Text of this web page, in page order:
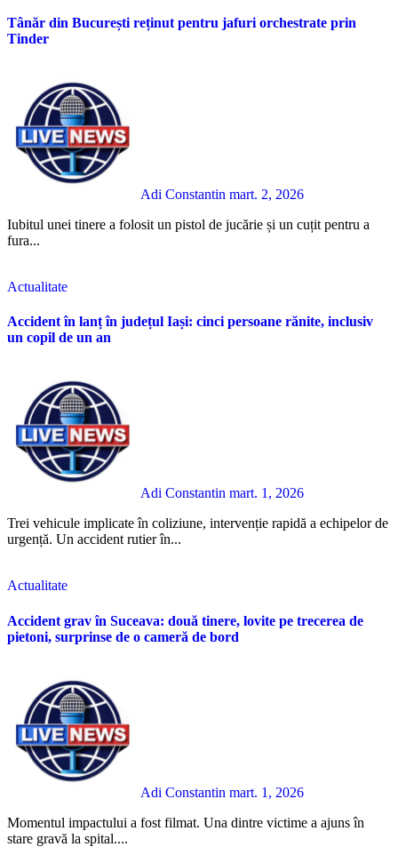
Tânăr din București reținut pentru jafuri orchestrate prin
Tinder
Adi Constantin mart. 2, 2026
Iubitul unei tinere a folosit un pistol de jucărie și un cuțit pentru a
fura...
Actualitate
Accident în lanț în județul Iași: cinci persoane rănite, inclusiv
un copil de un an
Adi Constantin mart. 1, 2026
Trei vehicule implicate în coliziune, intervenție rapidă a echipelor de
urgență. Un accident rutier în...
Actualitate
Accident grav în Suceava: două tinere, lovite pe trecerea de
pietoni, surprinse de o cameră de bord
Adi Constantin mart. 1, 2026
Momentul impactului a fost filmat. Una dintre victime a ajuns în
stare gravă la spital....